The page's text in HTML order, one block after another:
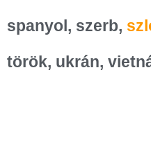
spanyol, szerb,
török, ukrán,